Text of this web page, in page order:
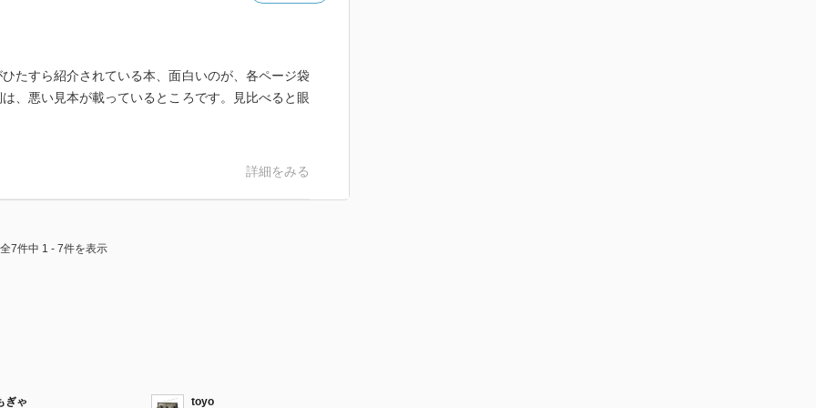
たすら紹介されている本、面白いのが、各ページ袋
、悪い見本が載っているところです。見比べると眼
詳細をみる
全7件中 1 - 7件を表示
ぎゃ toyo